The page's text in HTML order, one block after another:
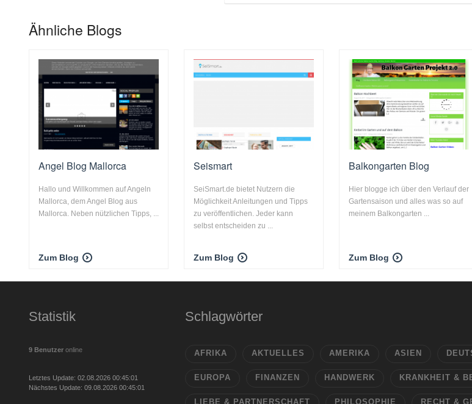
Ähnliche Blogs
Angel Blog Mallorca
Hallo und Willkommen auf Angeln
Mallorca, dem Angel Blog aus
Mallorca. Neben nützlichen Tipps, ...
Zum Blog
Seismart
SeiSmart.de bietet Nutzern die
Möglichkeit Anleitungen und Tipps
zu veröffentlichen. Jeder kann
selbst entscheiden zu ...
Zum Blog
Balkongarten Blog
Hier blogge ich über den Verlauf der
Gartensaison und alles was so auf
meinem Balkongarten ...
Zum Blog
Statistik
9 Benutzer online
Letztes Update: 02.08.2026 00:45:01
Nächstes Update: 09.08.2026 00:45:01
Schlagwörter
AFRIKA AKTUELLES AMERIKA ASIEN
EUROPA FINANZEN HANDWERK KRANKHEIT &
LIEBE & PARTNERSCHAFT PHILOSOPHIE RECHT &